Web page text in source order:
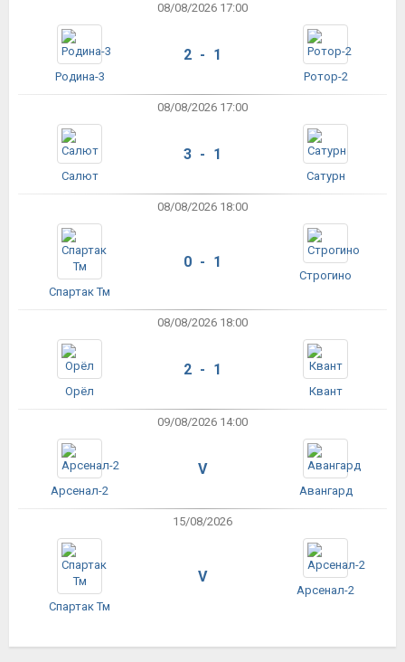
08/08/2026 17:00
Родина-3
2 - 1
Ротор-2
08/08/2026 17:00
Салют
3 - 1
Сатурн
08/08/2026 18:00
Спартак Тм
0 - 1
Строгино
08/08/2026 18:00
Орёл
2 - 1
Квант
09/08/2026 14:00
Арсенал-2
V
Авангард
15/08/2026
Спартак Тм
V
Арсенал-2